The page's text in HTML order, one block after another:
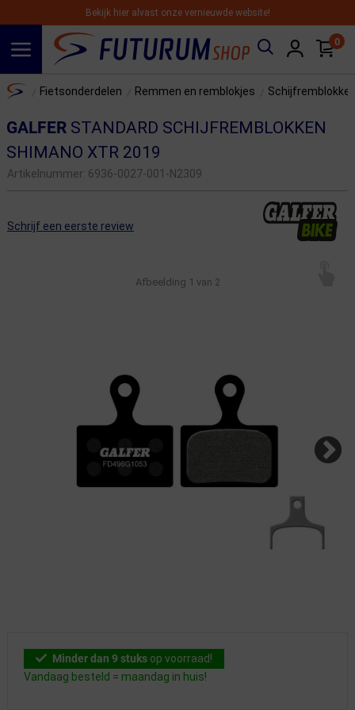
Bekijk hier alvast onze vernieuwde website!
0
Home Fietsonderdelen Remmen en remblokjes
GALFERSTANDARD SCHIJFREMBLOKKEN
SHIMANO XTR 2019
Artikelnummer: 6936-0027-001-N2309
Schrijf een eerste review
Afbeelding 1 van 2
Minder dan 9 stuks op voorraad!
Vandaag besteld = maandag in huis!